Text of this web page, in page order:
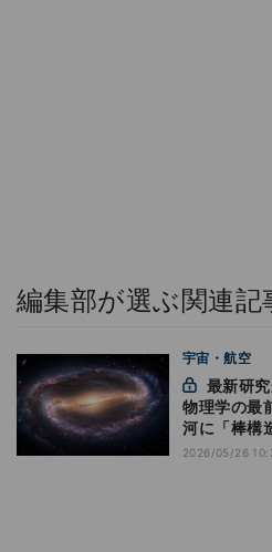
編集部が選ぶ関連記
宇宙・航空
物理学の最
河に「棒構
かったのか
2026/05/26